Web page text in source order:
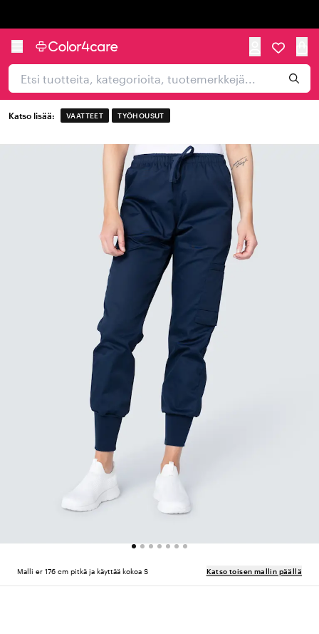
Katso lisää: VAATTEET TYÖHOUSUT
Malli er 176 cm pitkä ja käyttää kokoa S Katso toisen mallin päällä